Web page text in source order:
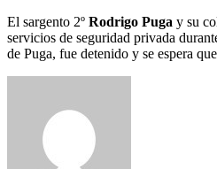
El sargento 2º Rodrigo Puga y su
servicios de seguridad privada
de Puga, fue detenido y se espera